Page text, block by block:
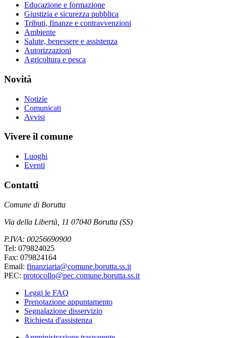
Educazione e formazione
Giustizia e sicurezza pubblica
Tributi, finanze e contravvenzioni
Ambiente
Salute, benessere e assistenza
Autorizzazioni
Agricoltura e pesca
Novità
Notizie
Comunicati
Avvisi
Vivere il comune
Luoghi
Eventi
Contatti
Comune di Borutta
Via della Libertà, 11 07040 Borutta (SS)
P.IVA: 00256690900
Tel: 079824025
Fax: 079824164
Email: finanziaria@comune.borutta.ss.it
PEC: protocollo@pec.comune.borutta.ss.it
Leggi le FAQ
Prenotazione appuntamento
Segnalazione disservizio
Richiesta d'assistenza